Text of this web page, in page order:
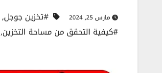
مارس 25, 2024 #تخزين جوجل,
#كيفية التحقق من مساحة التخزين,